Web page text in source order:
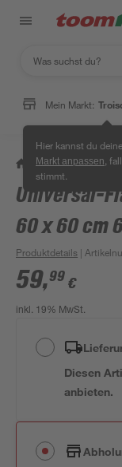
Mein Markt:
Hier kannst du
Markt anpassen ,
stimmt.
/ Bauen &
Universal-
60 x 60 cm
Produktdetails |
59,99 €
inkl. 19% MwSt.
Diesen
anbieten.